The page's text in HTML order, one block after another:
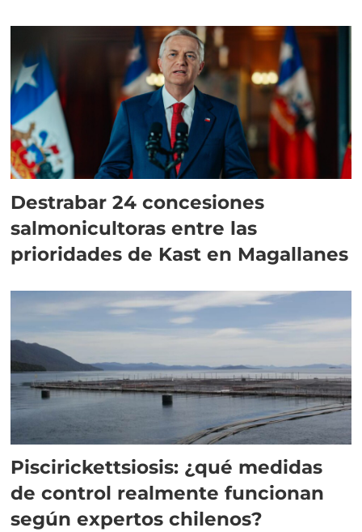
Destrabar 24 concesiones
salmonicultoras entre las
prioridades de Kast en Magallanes
Piscirickettsiosis: ¿qué medidas
de control realmente funcionan
según expertos chilenos?